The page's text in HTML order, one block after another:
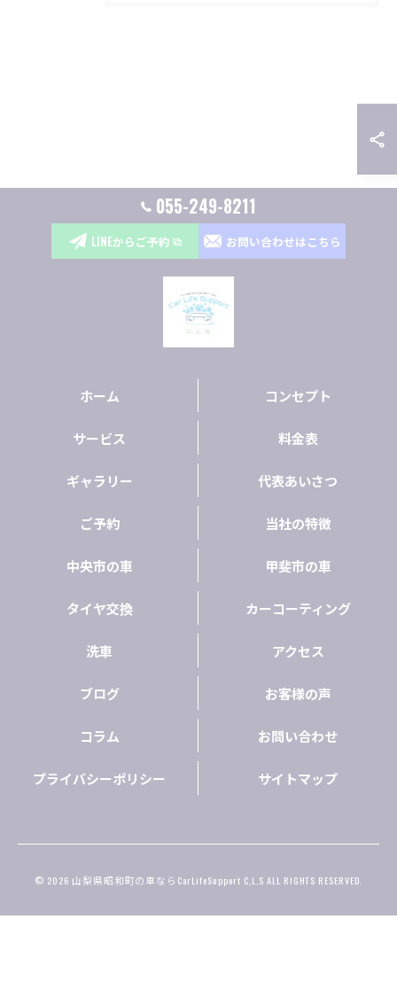
055-249-8211
LINEからご予約 お問い合わせはこちら
ホーム コンセプト
サービス 料金表
ギャラリー 代表あいさつ
ご予約 当社の特徴
中央市の車 甲斐市の車
タイヤ交換 カーコーティング
洗車 アクセス
ブログ お客様の声
コラム お問い合わせ
プライバシーポリシー サイトマップ
© 2026 山梨県昭和町の車ならCarLifeSupport C,L,S ALL RIGHTS RESERVED.